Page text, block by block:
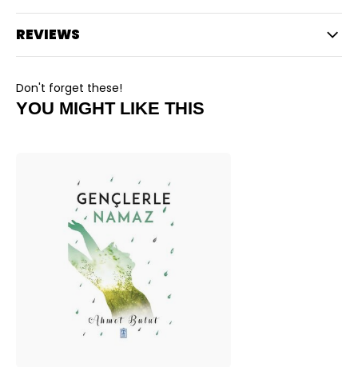
REVIEWS
Don't forget these!
YOU MIGHT LIKE THIS